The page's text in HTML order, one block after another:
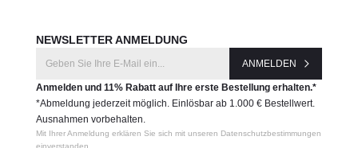
NEWSLETTER ANMELDUNG
ANMELDEN
Anmelden und 11% Rabatt auf Ihre erste Bestellung erhalten.*
*Abmeldung jederzeit möglich. Einlösbar ab 1.000 € Bestellwert.
Ausnahmen vorbehalten.
Mit Ihrer Anmeldung erklären Sie sich mit unseren Datenschutzbestimmungen
einverstanden.